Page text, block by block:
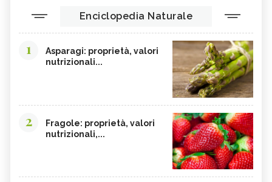
Enciclopedia Naturale
1
Asparagi: proprietà, valori
nutrizionali...
2
Fragole: proprietà, valori
nutrizionali,...